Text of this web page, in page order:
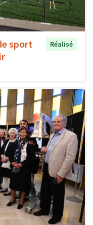
sport
Réalisé